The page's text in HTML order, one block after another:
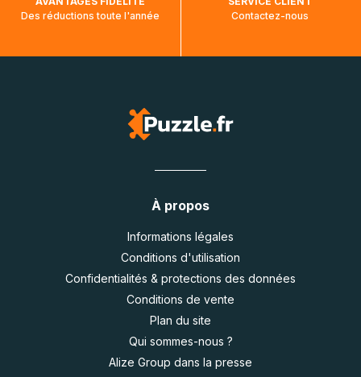
Des réductions toute l'année
Contactez-nous
À propos
Informations légales
Conditions d'utilisation
Confidentialités & protections des données
Conditions de vente
Plan du site
Qui sommes-nous ?
Alize Group dans la presse